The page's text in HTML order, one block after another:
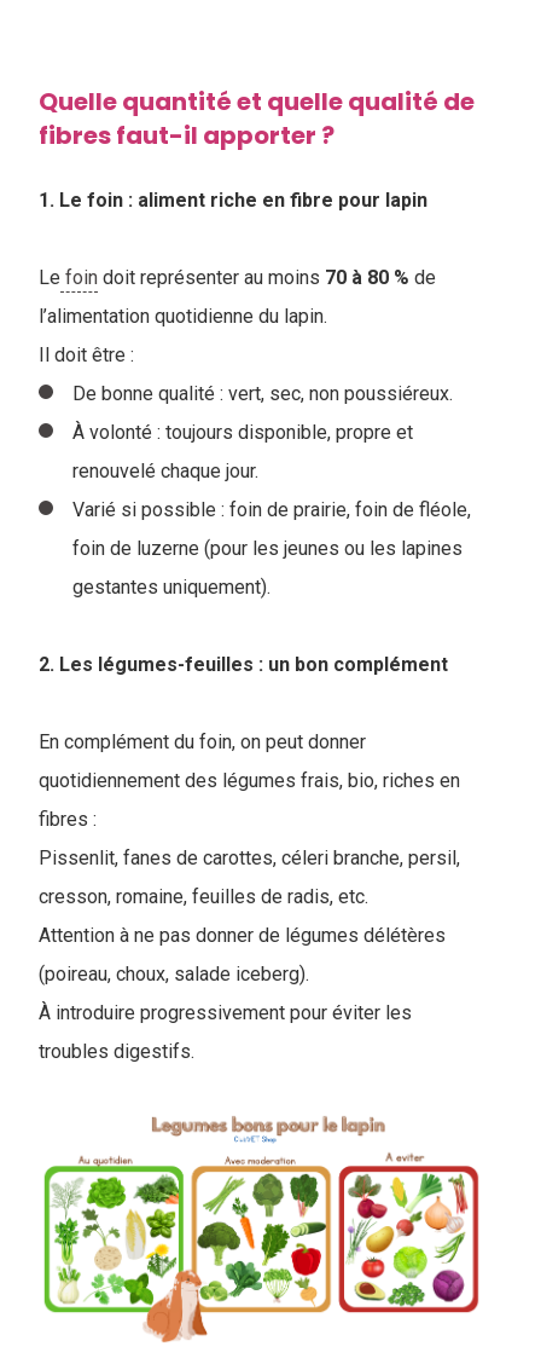
Quelle quantité et quelle qualité de
fibres faut-il apporter ?
1. Le foin : aliment riche en fibre pour lapin
Le foin doit représenter au moins 70 à 80 % de
l’alimentation quotidienne du lapin.
Il doit être :
De bonne qualité : vert, sec, non poussiéreux.
À volonté : toujours disponible, propre et
renouvelé chaque jour.
Varié si possible : foin de prairie, foin de fléole,
foin de luzerne (pour les jeunes ou les lapines
gestantes uniquement).
2. Les légumes-feuilles : un bon complément
En complément du foin, on peut donner
quotidiennement des légumes frais, bio, riches en
fibres :
Pissenlit, fanes de carottes, céleri branche, persil,
cresson, romaine, feuilles de radis, etc.
Attention à ne pas donner de légumes délétères
(poireau, choux, salade iceberg).
À introduire progressivement pour éviter les
troubles digestifs.